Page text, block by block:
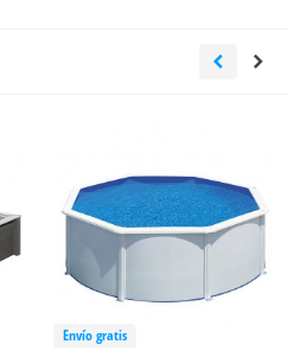
Envío gratis